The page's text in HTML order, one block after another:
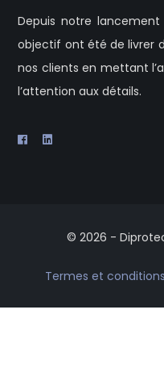
Depuis notre
objectif ont été de livrer
nos clients en mettant
l’attention aux détails.
© 2026 -
Termes et conditions